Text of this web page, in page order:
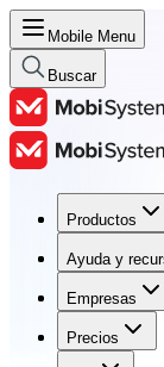
Mobile Menu
Buscar
Productos
Ayuda y
Empresas
Precios
Productos
Ayuda y
Empresas
Precios